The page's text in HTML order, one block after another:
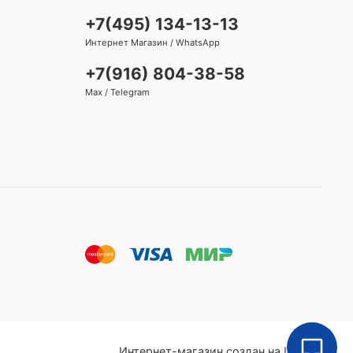
+7(495) 134-13-13
Интернет Магазин / WhatsApp
+7(916) 804-38-58
Max / Telegram